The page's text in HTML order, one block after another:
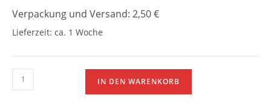
Verpackung und Versand: 2,50 €
Lieferzeit: ca. 1 Woche
Schlüsselanhänger
Blume
IN DEN WARENKORB